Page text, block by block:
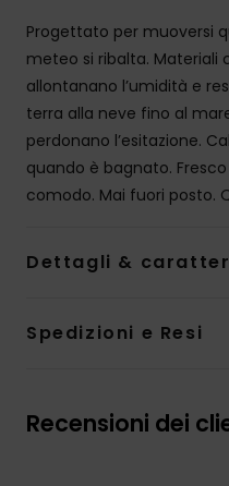
Progettato per muoversi
meteo si ribalta. Materiali
allontanano l’umidità e
terra alla neve fino al
perdonano l’esitazione.
quando è bagnato.
comodo. Mai fuori posto.
Dettagli &
Spedizioni e Resi
Recensioni dei